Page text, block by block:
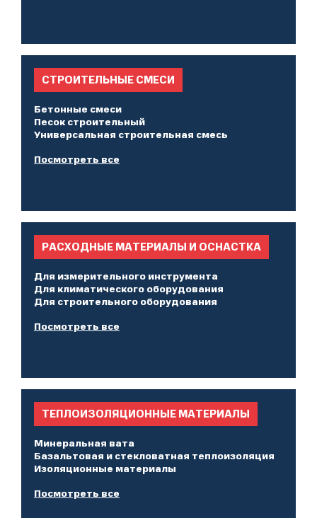
СТРОИТЕЛЬНЫЕ СМЕСИ
Бетонные смеси
Песок строительный
Универсальная строительная смесь
Посмотреть все
РАСХОДНЫЕ МАТЕРИАЛЫ И ОСНАСТКА
Для измерительного инструмента
Для климатического оборудования
Для строительного оборудования
Посмотреть все
ТЕПЛОИЗОЛЯЦИОННЫЕ МАТЕРИАЛЫ
Минеральная вата
Базальтовая и стекловатная теплоизоляция
Изоляционные материалы
Посмотреть все